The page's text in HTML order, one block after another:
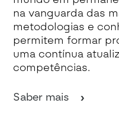
na vanguarda das
metodologias e
permitem formar
uma contínua
competências.
Saber mais